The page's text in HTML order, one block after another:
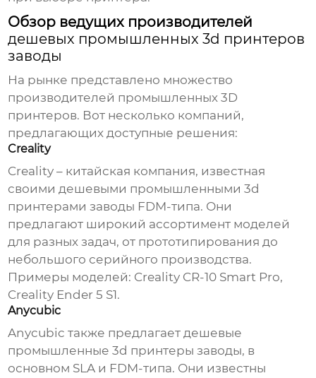
Обзор ведущих производителей
дешевых промышленных 3d принтеров
заводы
На рынке представлено множество
производителей промышленных 3D
принтеров. Вот несколько компаний,
предлагающих доступные решения:
Creality
Creality – китайская компания, известная
своимидешевыми промышленными 3d
принтерами заводы FDM-типа. Они
предлагают широкий ассортимент моделей
для разных задач, от прототипирования до
небольшого серийного производства.
Примеры моделей: Creality CR-10 Smart Pro,
Creality Ender 5 S1.
Anycubic
Anycubic также предлагаетдешевые
промышленные 3d принтеры заводы, в
основном SLA и FDM-типа. Они известны